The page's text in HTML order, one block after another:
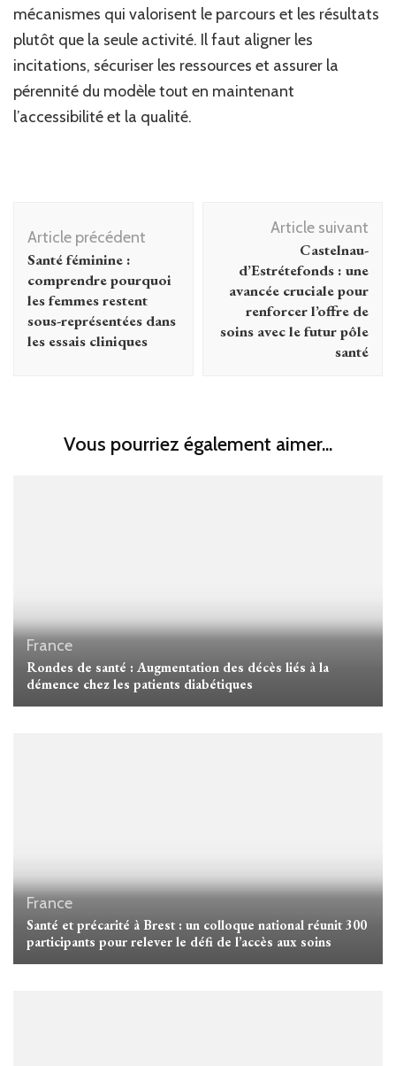
mécanismes qui valorisent le parcours et les résultats
plutôt que la seule activité. Il faut aligner les
incitations, sécuriser les ressources et assurer la
pérennité du modèle tout en maintenant
l’accessibilité et la qualité.
d'article
Article précédent
Santé féminine :
comprendre pourquoi
les femmes restent
sous-représentées dans
les essais cliniques
Article suivant
Castelnau-
d’Estrétefonds : une
avancée cruciale pour
renforcer l’offre de
soins avec le futur pôle
santé
Vous pourriez également aimer...
France
Rondes de santé : Augmentation des décès liés à la
démence chez les patients diabétiques
France
Santé et précarité à Brest : un colloque national réunit 300
participants pour relever le défi de l’accès aux soins